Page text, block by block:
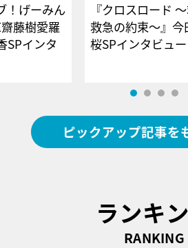
！げーみん
藤樹愛羅
SPインタ
『クロスロード
救急の約束～』今
桜SPインタビ
ピックアップ記事を
ランキ
RANKING